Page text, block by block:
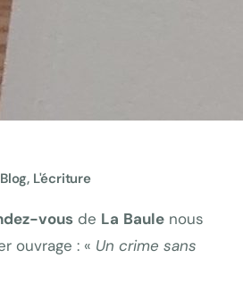
Blog, L'écriture
vous de La Baule nous
ouvrage : « Un crime sans